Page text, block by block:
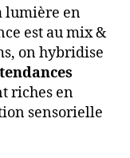
lumière en
est au mix &
on hybridise
tendances
riches en
sensorielle